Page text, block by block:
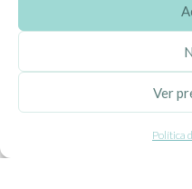
Ver
Política
APOIO AO CLIENTE